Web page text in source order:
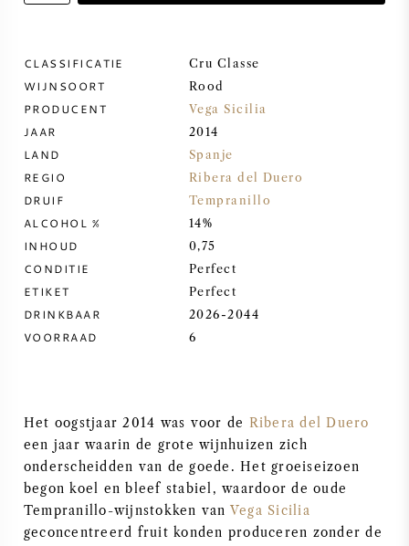
PORT
CABERNET SAUVIGNON
PINOT NOIR
CHARDONNAY
MERLOT
SYRAH / SHIRAZ
RIESLING
ALLE DRUIVENSOORTEN
CLASSIFICATIE Cru Classe
WIJNSOORT Rood
PRODUCENT Vega Sicilia
JAAR 2014
LAND Spanje
REGIO Ribera del Duero
DRUIF Tempranillo
ALCOHOL % 14%
INHOUD 0,75
CONDITIE Perfect
ETIKET Perfect
DRINKBAAR 2026-2044
VOORRAAD 6
Het oogstjaar 2014 was voor de Ribera del Duero
een jaar waarin de grote wijnhuizen zich
onderscheidden van de goede. Het groeiseizoen
begon koel en bleef stabiel, waardoor de oude
Tempranillo-wijnstokken van Vega Sicilia
geconcentreerd fruit konden produceren zonder de